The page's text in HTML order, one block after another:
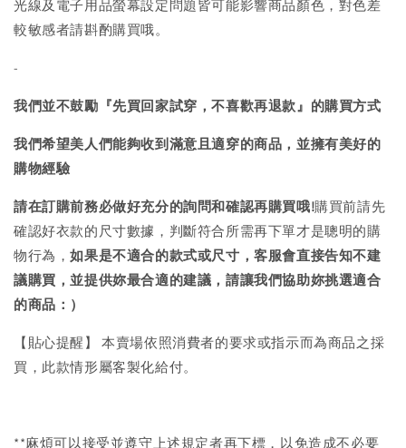
光線及電子用品螢幕設定問題皆可能影響商品顏色，對色差
較敏感者請斟酌購買哦。
-
我們並不鼓勵『先買回家試穿，不喜歡再退款』的購買方式
我們希望美人們能夠收到滿意且適穿的商品，並擁有美好的
購物經驗
請在訂購前務必做好充分的詢問和確認再購買哦!購買前請先
確認好衣款的尺寸數據，判斷符合所需再下單才是聰明的購
物行為，如果是不適合的款式或尺寸，客服會直接告知不建
議購買，並提供妳最合適的建議，請讓我們協助妳挑選適合
的商品：）
【貼心提醒】 本賣場依照消費者的要求或指示而為商品之採
買，此款情形屬客製化給付。
**麻煩可以接受並遵守上述規定者再下標，以免造成不必要